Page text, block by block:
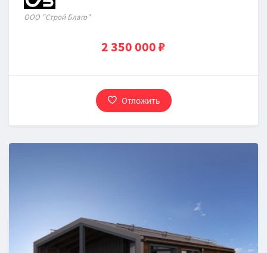
OOO "Строй Благо"
2 350 000 ₽
Отложить